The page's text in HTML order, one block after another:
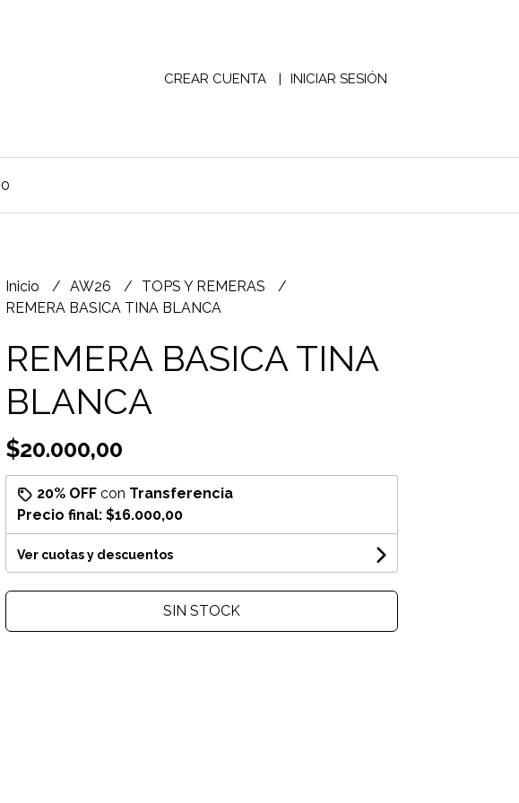
CREAR CUENTA INICIAR SESIÓN
0
Inicio AW26
TOPS Y REMERAS
REMERA BASICA TINA BLANCA
REMERA BASICA TINA
BLANCA
$20.000,00
20% OFFcon Transferencia
Precio final: $16.000,00
Ver cuotas y descuentos
SIN STOCK